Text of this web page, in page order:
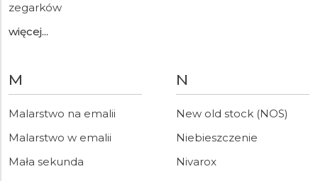
zegarków
więcej...
M
Malarstwo na emalii
Malarstwo w emalii
Mała sekunda
N
New old stock (NOS)
Niebieszczenie
Nivarox